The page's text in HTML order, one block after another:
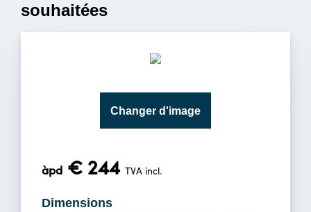
souhaitées
Changer d'image
àpd € 244TVA incl.
Dimensions